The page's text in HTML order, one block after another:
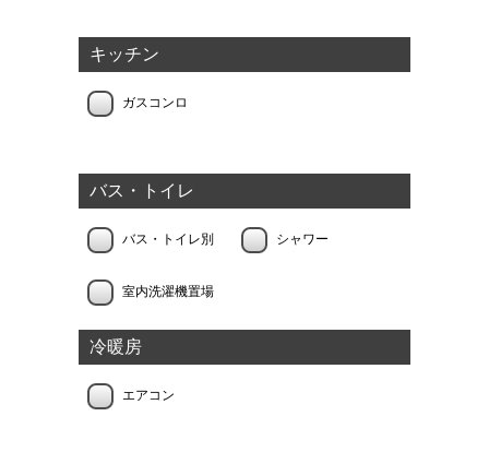
キッチン
ガスコンロ
バス・トイレ
バス・トイレ別 シャワー
室内洗濯機置場
冷暖房
エアコン